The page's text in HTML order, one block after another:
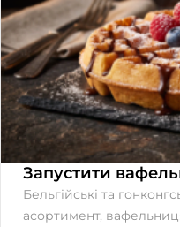
Запустити
Бельгійські та
асортимент,